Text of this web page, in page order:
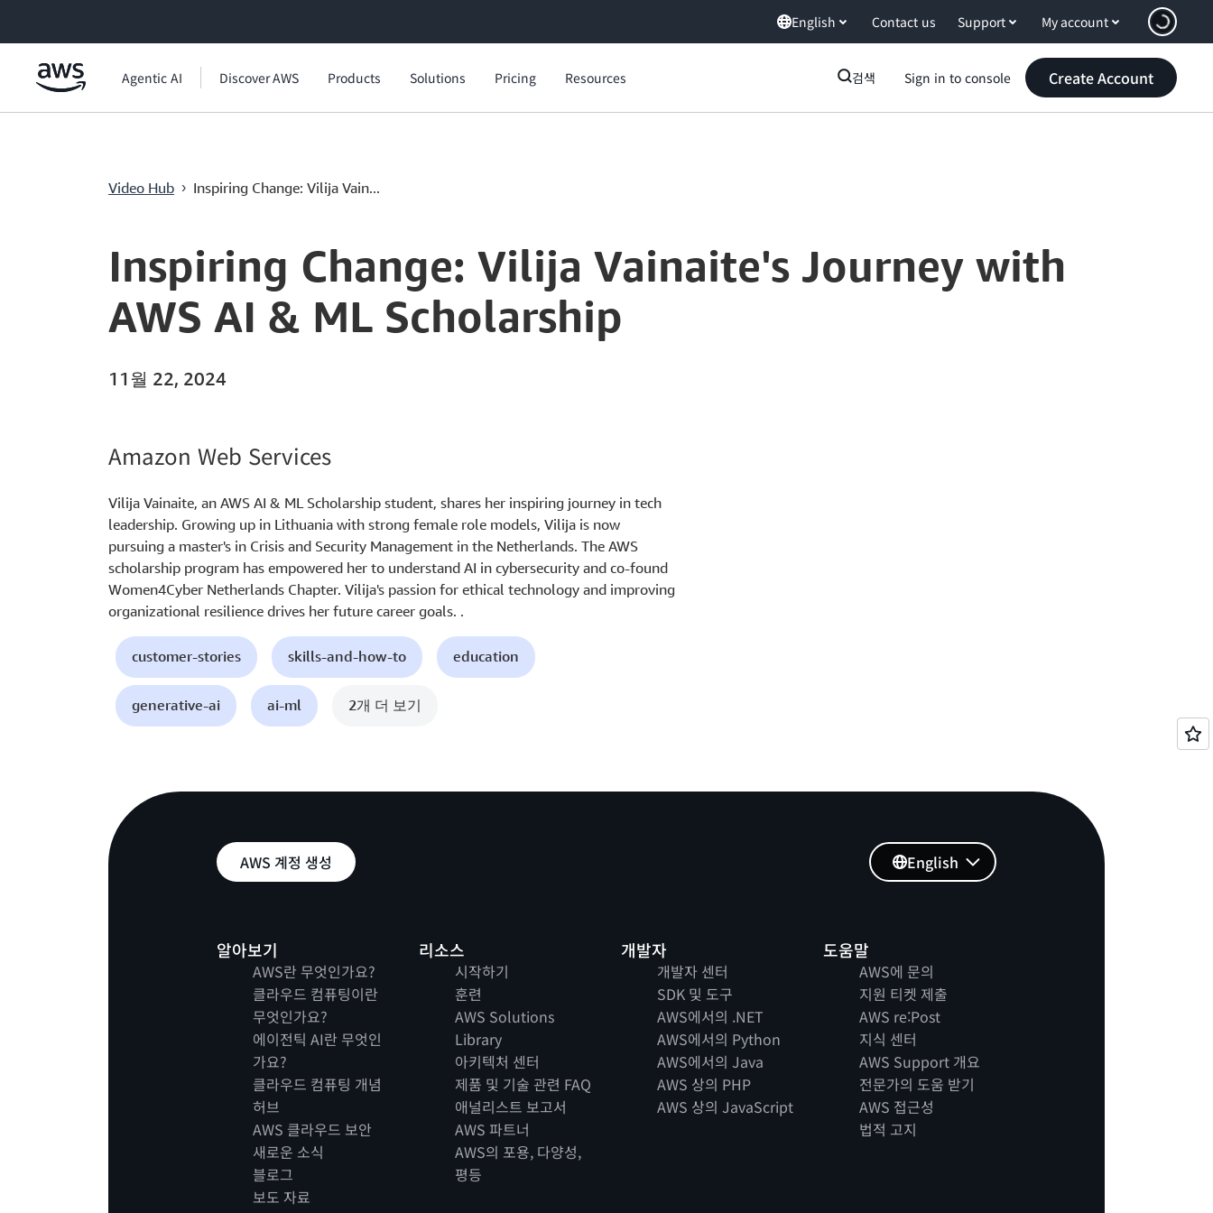
메인 콘텐츠로 건너뛰기
English Contact us Support My account
Agentic AI Discover AWS Products Solutions Pricing Resources 검색 Sign in to console Create Account
Video Hub › Inspiring Change: Vilija Vain...
Current
0:00 / Duration
3:58
Inspiring Change: Vilija Vainaite's Journey with
AWS AI & ML Scholarship
11월 22, 2024
Amazon Web Services
Vilija Vainaite, an AWS AI & ML Scholarship student, shares her inspiring journey in tech
leadership. Growing up in Lithuania with strong female role models, Vilija is now
pursuing a master's in Crisis and Security Management in the Netherlands. The AWS
scholarship program has empowered her to understand AI in cybersecurity and co-found
Women4Cyber Netherlands Chapter. Vilija's passion for ethical technology and improving
organizational resilience drives her future career goals. .
customer-stories skills-and-how-to education
generative-ai ai-ml 2개 더 보기
AWS 계정 생성
알아보기
AWS란 무엇인가요?
클라우드 컴퓨팅이란
무엇인가요?
에이전틱 AI란 무엇인
가요?
클라우드 컴퓨팅 개념
허브
AWS 클라우드 보안
새로운 소식
블로그
보도 자료
리소스
시작하기
훈련
AWS Solutions
Library
아키텍처 센터
제품 및 기술 관련 FAQ
애널리스트 보고서
AWS 파트너
AWS의 포용, 다양성,
평등
개발자
개발자 센터
SDK 및 도구
AWS에서의 .NET
AWS에서의 Python
AWS에서의 Java
AWS 상의 PHP
AWS 상의 JavaScript
도움말
AWS에 문의
지원 티켓 제출
AWS re:Post
지식 센터
AWS Support 개요
전문가의 도움 받기
AWS 접근성
법적 고지
English